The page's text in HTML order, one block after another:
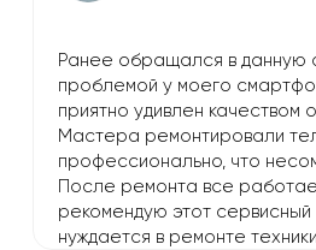
Ранее обращался в данную
проблемой у моего
приятно удивлен качеством
Мастера ремонтировали
профессионально, что
После ремонта все
рекомендую этот сервисный
нуждается в ремонте